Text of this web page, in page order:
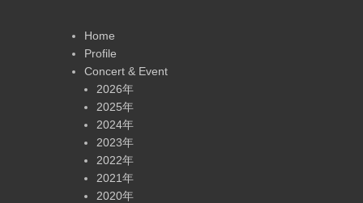
Home
Profile
Concert & Event
2026年
2025年
2024年
2023年
2022年
2021年
2020年